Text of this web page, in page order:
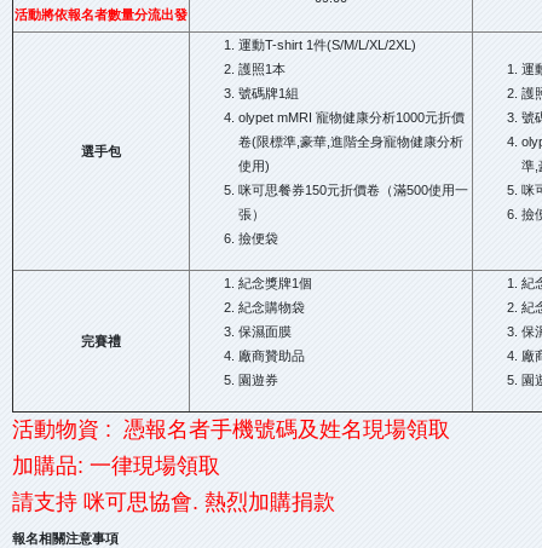
活動將依報名者數量分流出發
選手包
運動T-shirt 1件(S/M/L/XL/2XL)
護照1本
號碼牌1組
olypet mMRI 寵物健康分析1000元折價
卷(限標準,豪華,進階全身寵物健康分析
使用)
咪可思餐券150元折價卷（滿500使用一
張）
撿便袋
運
護
號
準,
咪
撿
完賽禮
紀念獎牌1個
紀念購物袋
保濕面膜
廠商贊助品
園遊券
紀
紀
保
廠
園
活動物資 : 憑報名者手機號碼及姓名現場領取
加購品: 一律現場領取
請支持 咪可思協會. 熱烈加購捐款
報名相關注意事項